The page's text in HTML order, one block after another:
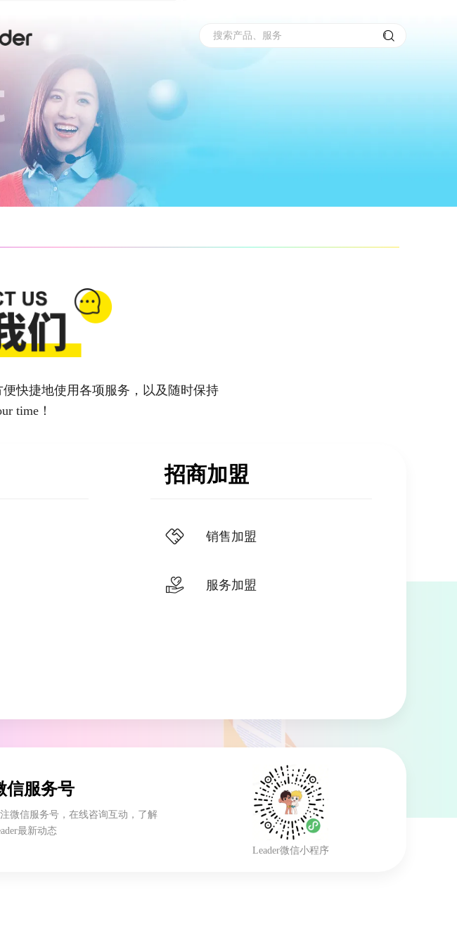
搜索产品、服务
快捷地使用各项服务，以及随时保持
time！
招商加盟
销售加盟
服务加盟
信服务号
微信服务号，在线咨询互动，了解
最新动态
Leader微信小程序